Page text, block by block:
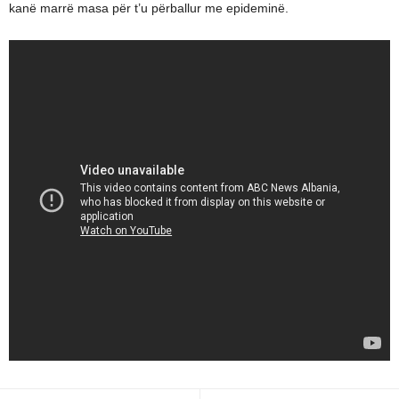
kanë marrë masa për t’u përballur me epideminë.